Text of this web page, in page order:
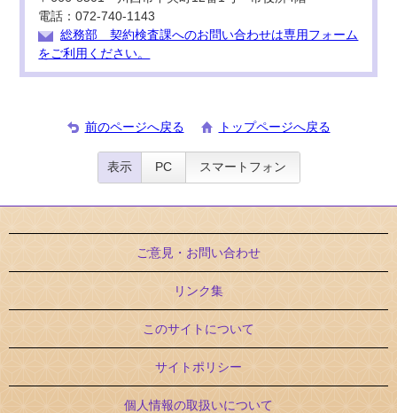
電話：072-740-1143
総務部 契約検査課へのお問い合わせは専用フォーム
をご利用ください。
前のページへ戻る トップページへ戻る
表示 PC スマートフォン
ご意見・お問い合わせ
リンク集
このサイトについて
サイトポリシー
個人情報の取扱いについて